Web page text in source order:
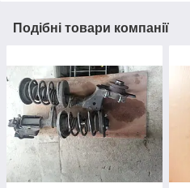
Подібні товари компанії